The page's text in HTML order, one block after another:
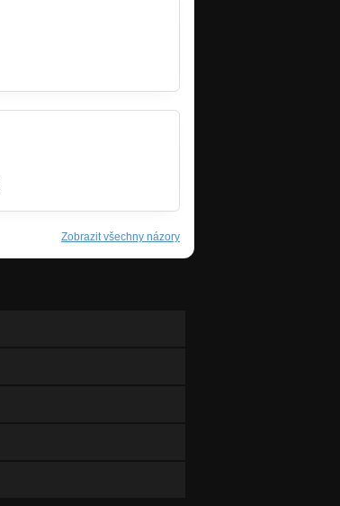
Zobrazit všechny názory